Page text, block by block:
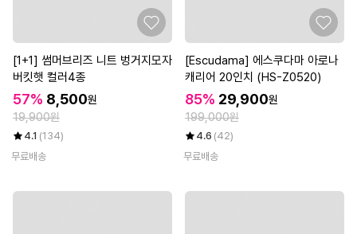
[1+1] 썸머브리즈 니트 벙거지모자
버킷햇 컬러4종
57% 8,500원
19,900원
4.1 (134)
무료배송
[Escudama] 에스쿠다마 아로나
캐리어 20인치 (HS-Z0520)
85% 29,900원
199,000원
4.6 (42)
무료배송